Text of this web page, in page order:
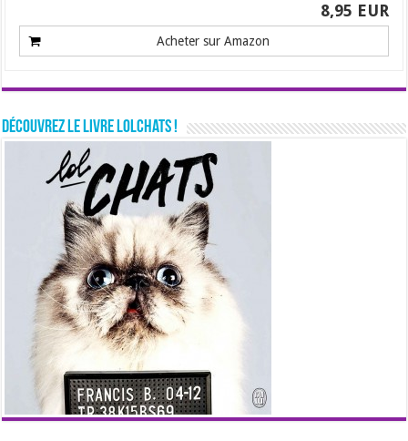
8,95 EUR
Acheter sur Amazon
Découvrez le livre LolChats !